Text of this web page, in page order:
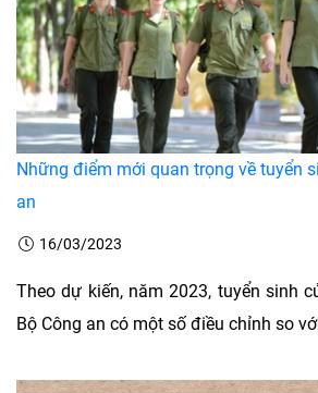
Những điểm mới quan trọng về tuyển
an
16/03/2023
Theo dự kiến, năm 2023, tuyển sinh
Bộ Công an có một số điều chỉnh so